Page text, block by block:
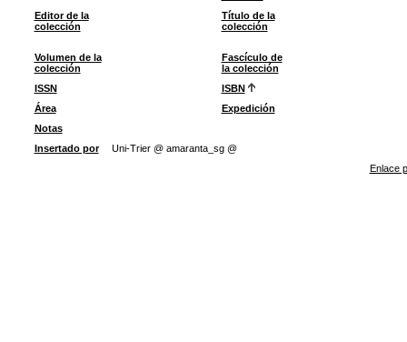
Editor de la
colección
Título de la
colección
Volumen de la
colección
Fascículo de
la colección
ISSN
ISBN
Área
Expedición
Notas
Insertado por
Uni-Trier @ amaranta_sg @
Enlace